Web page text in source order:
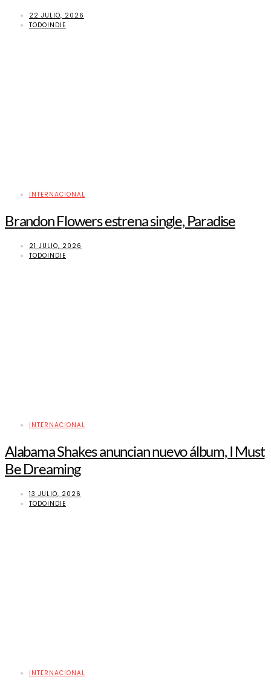
22 JULIO, 2026
TODOINDIE
INTERNACIONAL
Brandon Flowers estrena single, Paradise
21 JULIO, 2026
TODOINDIE
INTERNACIONAL
Alabama Shakes anuncian nuevo álbum, I Must
Be Dreaming
13 JULIO, 2026
TODOINDIE
INTERNACIONAL